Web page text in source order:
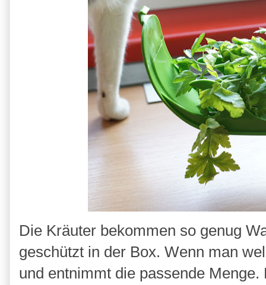
Die Kräuter bekommen so genug
geschützt in der Box. Wenn man
und entnimmt die passende